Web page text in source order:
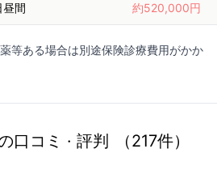
間 約520,000円
等ある場合は別途保険診療費用がかか
口コミ · 評判 （217件）